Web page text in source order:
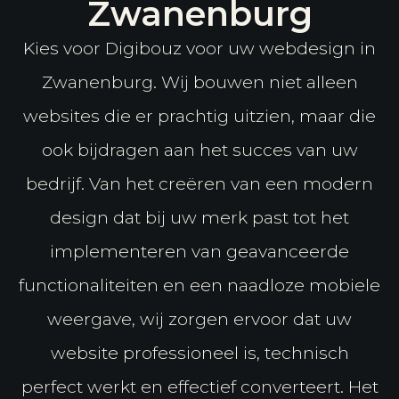
Zwanenburg
Kies voor Digibouz voor uw webdesign in
Zwanenburg. Wij bouwen niet alleen
websites die er prachtig uitzien, maar die
ook bijdragen aan het succes van uw
bedrijf. Van het creëren van een modern
design dat bij uw merk past tot het
implementeren van geavanceerde
functionaliteiten en een naadloze mobiele
weergave, wij zorgen ervoor dat uw
website professioneel is, technisch
perfect werkt en effectief converteert. Het